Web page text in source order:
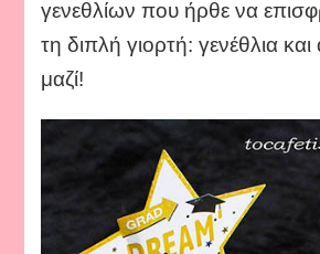
γενεθλίων που ήρθε να
τη διπλή γιορτή: γενέθλια
μαζί!